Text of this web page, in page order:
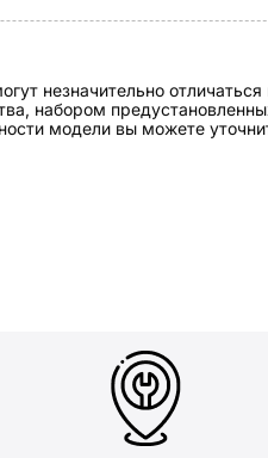
незначительно
набором
модели вы можете